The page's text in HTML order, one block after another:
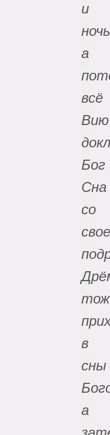
и
а
всё
Вию
Бог
Сна
со
в
сны
а